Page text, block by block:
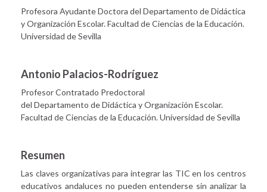
Profesora Ayudante Doctora del Departamento de Didáctica
y Organización Escolar. Facultad de Ciencias de la Educación.
Universidad de Sevilla
Antonio Palacios-Rodríguez
Profesor Contratado Predoctoral
del Departamento de Didáctica y Organización Escolar.
Facultad de Ciencias de la Educación. Universidad de Sevilla
Resumen
Las claves organizativas para integrar las TIC en los centros
educativos andaluces no pueden entenderse sin analizar la